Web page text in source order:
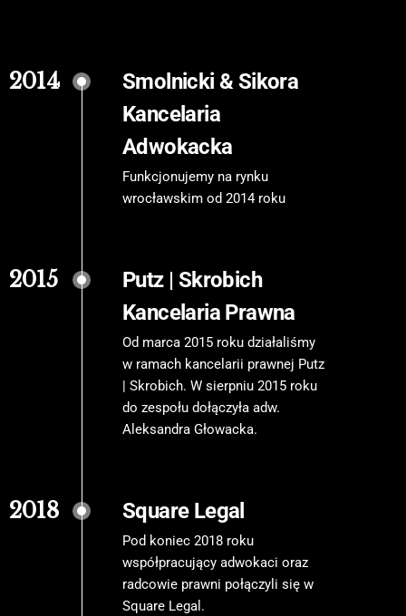
2014
Smolnicki & Sikora
Kancelaria
Adwokacka
Funkcjonujemy na rynku
wrocławskim od 2014 roku
2015
Putz | Skrobich
Kancelaria Prawna
Od marca 2015 roku działaliśmy
w ramach kancelarii prawnej Putz
| Skrobich. W sierpniu 2015 roku
do zespołu dołączyła adw.
Aleksandra Głowacka.
2018 Square Legal
Pod koniec 2018 roku
współpracujący adwokaci oraz
radcowie prawni połączyli się w
Square Legal.